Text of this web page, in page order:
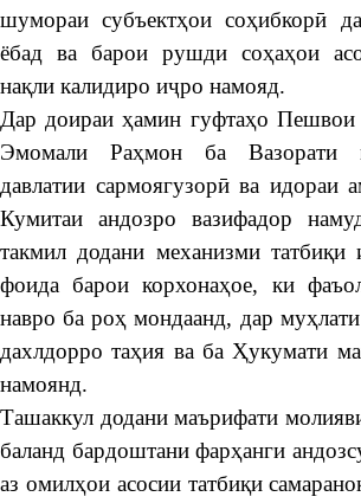
шумораи субъектҳои соҳибкорӣ
ёбад ва барои рушди соҳаҳои
нақли калидиро иҷро намояд.
Дар доираи ҳамин гуфтаҳо Пешвои
Эмомали Раҳмон ба Вазорати
давлатии сармоягузорӣ ва идораи
Кумитаи андозро вазифадор
такмил додани механизми татбиқи
фоида барои корхонаҳое, ки
навро ба роҳ мондаанд, дар
дахлдорро таҳия ва ба Ҳукумати
намоянд.
Ташаккул додани маърифати
баланд бардоштани фарҳанги
аз омилҳои асосии татбиқи